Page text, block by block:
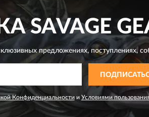
SAVAGE
предложениях,поступлениях,
Конфиденциальности и Условиями